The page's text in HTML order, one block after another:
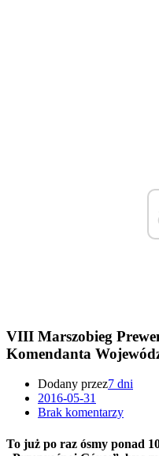
VIII Marszobieg
Komendanta
Dodany przez7 dni
2016-05-31
Brak komentarzy
To już po raz ósmy ponad